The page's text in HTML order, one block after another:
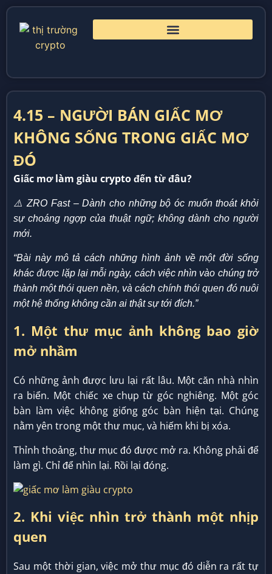
4.15 – NGƯỜI BÁN GIẤC MƠ
KHÔNG SỐNG TRONG GIẤC MƠ
ĐÓ
Giấc mơ làm giàu crypto đến từ đâu?
⚠️ ZRO Fast – Dành cho những bộ óc muốn thoát khỏi
sự choáng ngợp của thuật ngữ; không dành cho người
mới.
“Bài này mô tả cách những hình ảnh về một đời sống
khác được lặp lại mỗi ngày, cách việc nhìn vào chúng trở
thành một thói quen nền, và cách chính thói quen đó nuôi
một hệ thống không cần ai thật sự tới đích.”
1. Một thư mục ảnh không bao giờ
mở nhầm
Có những ảnh được lưu lại rất lâu. Một căn nhà nhìn
ra biển. Một chiếc xe chụp từ góc nghiêng. Một góc
bàn làm việc không giống góc bàn hiện tại. Chúng
nằm yên trong một thư mục, và hiếm khi bị xóa.
Thỉnh thoảng, thư mục đó được mở ra. Không phải để
làm gì. Chỉ để nhìn lại. Rồi lại đóng.
2. Khi việc nhìn trở thành một nhịp
quen
Sau một thời gian, việc mở thư mục đó diễn ra rất tự